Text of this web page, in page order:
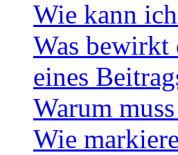
Wie kann
Was bewirkt
eines
Warum
Wie